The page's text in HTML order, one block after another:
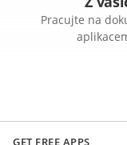
Pracujte na
GET FREE APPS